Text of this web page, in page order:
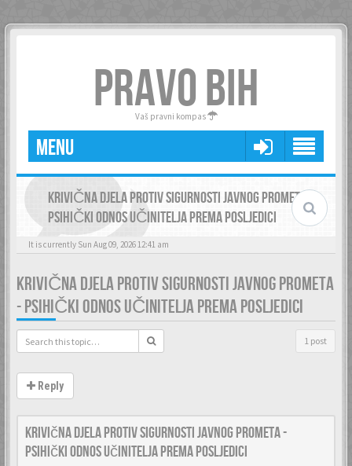
PRAVO BIH
Vaš pravni kompas
MENU
KRIVIČNA DJELA PROTIV SIGURNOSTI JAVNOG PROMETA -
PSIHIČKI ODNOS UČINITELJA PREMA POSLJEDICI
It is currently Sun Aug 09, 2026 12:41 am
KRIVIČNA DJELA PROTIV SIGURNOSTI JAVNOG PROMETA
- PSIHIČKI ODNOS UČINITELJA PREMA POSLJEDICI
1 post
Reply
Krivična djela protiv sigurnosti javnog prometa -
Psihički odnos učinitelja prema posljedici